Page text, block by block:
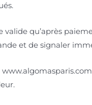
valide qu’après
et de signaler